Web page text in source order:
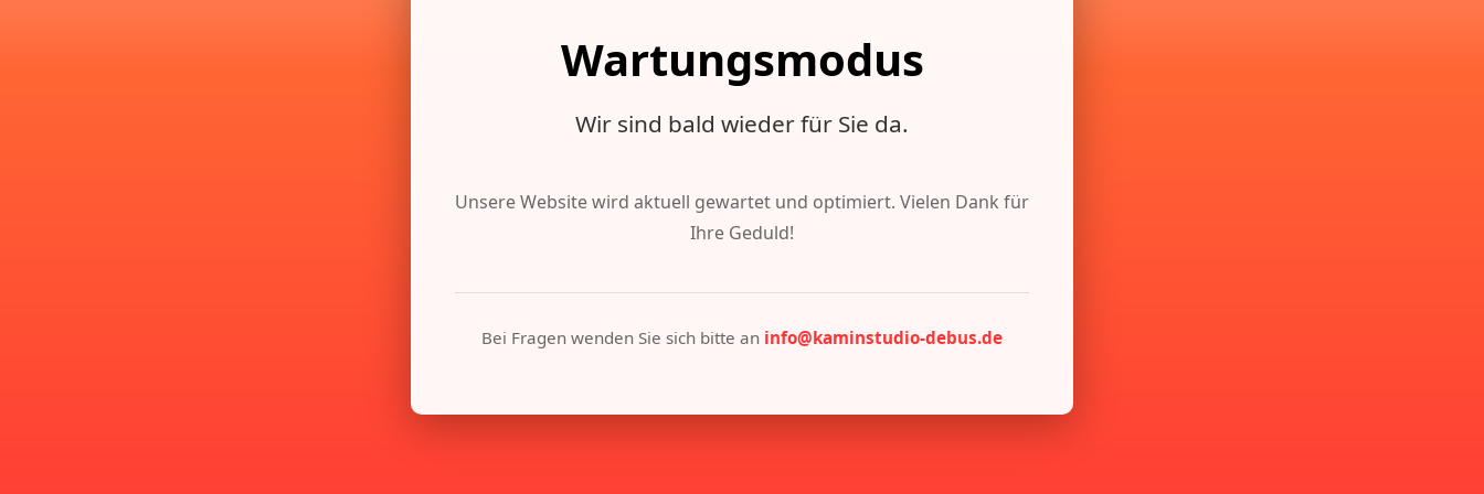
Wartungsmodus
Wir sind bald wieder für Sie da.
Unsere Website wird aktuell gewartet und optimiert. Vielen Dank für
Ihre Geduld!
Bei Fragen wenden Sie sich bitte an info@kaminstudio-debus.de